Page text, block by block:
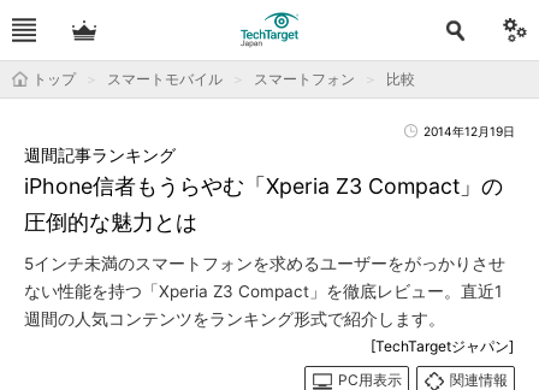
トップ スマートモバイル スマートフォン 比較
2014年12月19日
iPhone信者もうらやむ「Xperia Z3 Compact」の
圧倒的な魅力とは
週間記事ランキング
5インチ未満のスマートフォンを求めるユーザーをがっかりさせ
ない性能を持つ「Xperia Z3 Compact」を徹底レビュー。直近1
週間の人気コンテンツをランキング形式で紹介します。
[TechTargetジャパン]
PC用表示
関連情報